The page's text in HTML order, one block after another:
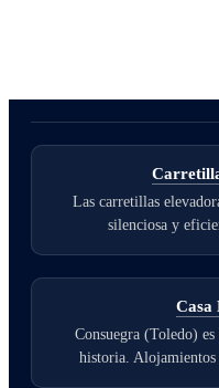
Las carretillas
silenciosa y
Casa
Consuegra (Toledo)
historia.